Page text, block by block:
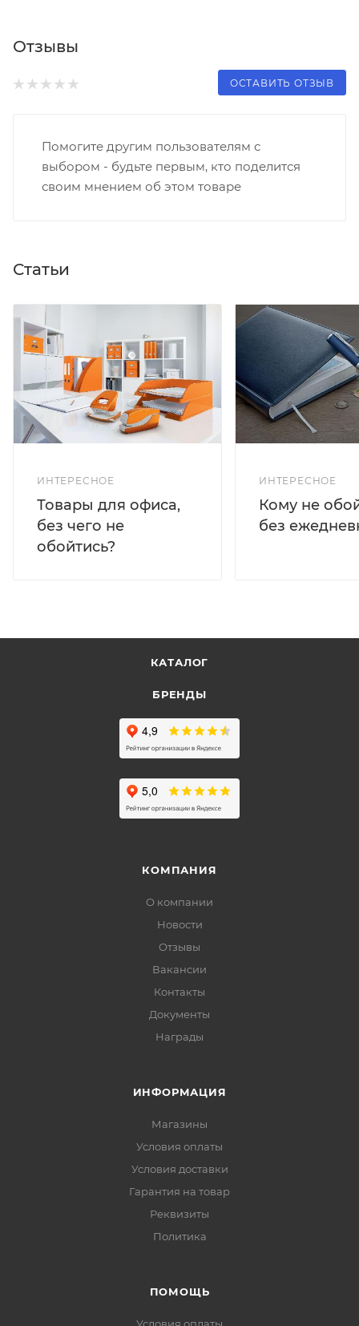
Отзывы
ОСТАВИТЬ ОТЗЫВ
Помогите другим пользователям с
выбором - будьте первым, кто поделится
своим мнением об этом товаре
Статьи
ИНТЕРЕСНОЕ
Товары для офиса,
без чего не
обойтись?
ИНТЕРЕСНОЕ
Кому не
без
КАТАЛОГ
БРЕНДЫ
КОМПАНИЯ
О компании
Новости
Отзывы
Вакансии
Контакты
Документы
Награды
ИНФОРМАЦИЯ
Магазины
Условия оплаты
Условия доставки
Гарантия на товар
Реквизиты
Политика
ПОМОЩЬ